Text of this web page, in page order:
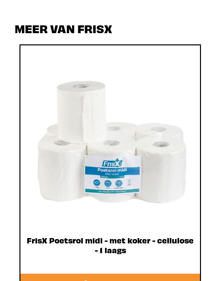
MEER VAN FRISX
FrisX Poetsrol midi - met koker - cellulose
- 1 laags